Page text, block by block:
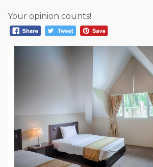
Your opinion counts!